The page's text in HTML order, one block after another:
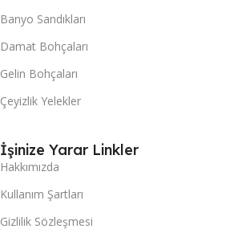
Banyo Sandıkları
Damat Bohçaları
Gelin Bohçaları
Çeyizlik Yelekler
İşinize Yarar Linkler
Hakkımızda
Kullanım Şartları
Gizlilik Sözleşmesi